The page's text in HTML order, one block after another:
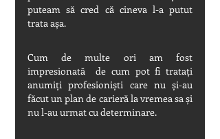
puteam să cred că cineva l-a putut
trata așa.
Cum de multe ori am fost
impresionată  de cum pot fi tratați
anumiți profesioniști care nu și-au
făcut un plan de carieră la vremea sa și
nu l-au urmat cu determinare.